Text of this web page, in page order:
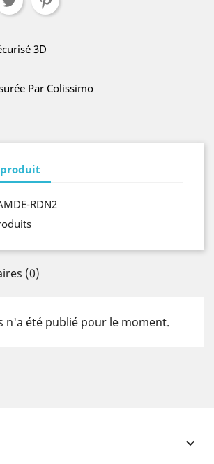
3D
Par Colissimo
RDN2
(0)
n'a été publié pour le moment.
